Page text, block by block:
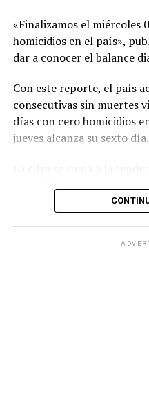
La Fiscalía aseguró que
correspondiente y
contemplada por la
Por su parte, la Policía
refleja la respuesta de las
ante este tipo de delitos y
«Finalizamos el miércoles
homicidios en el país»,
dar a conocer el balance
Con este reporte, el país
consecutivas sin muertes
días con cero homicidios
jueves alcanza su sexto día.
estrategias de seguridad
Como referencia histórica,